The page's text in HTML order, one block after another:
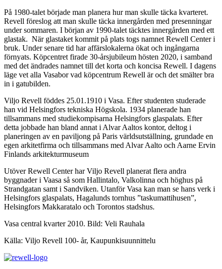
På 1980-talet började man planera hur man skulle täcka kvarteret.
Revell föreslog att man skulle täcka innergården med presenningar
under sommaren. I början av 1990-talet täcktes innergården med ett
glastak. När glastaket kommit på plats togs namnet Rewell Center i
bruk. Under senare tid har affärslokalerna ökat och ingångarna
förnyats. Köpcentret firade 30-årsjubileum hösten 2020, i samband
med det ändrades namnet till det korta och koncisa Rewell. I dagens
läge vet alla Vasabor vad köpcentrum Rewell är och det smälter bra
in i gatubilden.
Viljo Revell föddes 25.01.1910 i Vasa. Efter studenten studerade
han vid Helsingfors tekniska Högskola. 1934 planerade han
tillsammans med studiekompisarna Helsingfors glaspalats. Efter
detta jobbade han bland annat i Alvar Aaltos kontor, deltog i
planeringen av en paviljong på Paris världsutställning, grundade en
egen arkitetfirma och tillsammans med Alvar Aalto och Aarne Ervin
Finlands arkitekturmuseum
Utöver Rewell Center har Viljo Revell planerat flera andra
byggnader i Vaasa så som Hallintalo, Valkolinna och höghus på
Strandgatan samt i Sandviken. Utanför Vasa kan man se hans verk i
Helsingfors glaspalats, Hagalunds tornhus ”taskumattihusen”,
Helsingfors Makkaratalo och Torontos stadshus.
Vasa central kvarter 2010. Bild: Veli Rauhala
Källa: Viljo Revell 100- år, Kaupunkisuunnittelu